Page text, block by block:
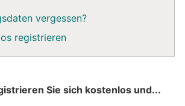
vergessen?
registrieren
Sie sich kostenlos und...